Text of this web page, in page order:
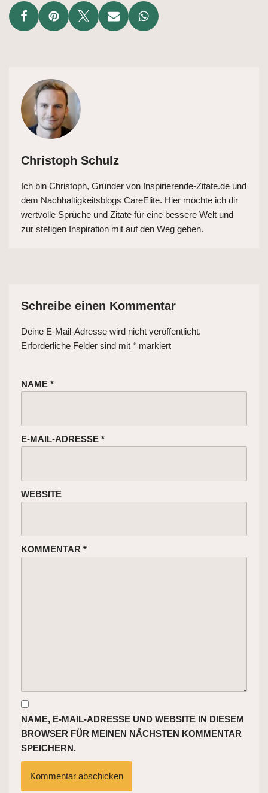
Christoph Schulz
Ich bin Christoph, Gründer von Inspirierende-Zitate.de und
dem Nachhaltigkeitsblogs CareElite. Hier möchte ich dir
wertvolle Sprüche und Zitate für eine bessere Welt und
zur stetigen Inspiration mit auf den Weg geben.
Schreibe einen Kommentar
Deine E-Mail-Adresse wird nicht veröffentlicht.
Erforderliche Felder sind mit * markiert
NAME *
E-MAIL-ADRESSE *
WEBSITE
KOMMENTAR *
NAME, E-MAIL-ADRESSE UND WEBSITE IN DIESEM
BROWSER FÜR MEINEN NÄCHSTEN KOMMENTAR
SPEICHERN.